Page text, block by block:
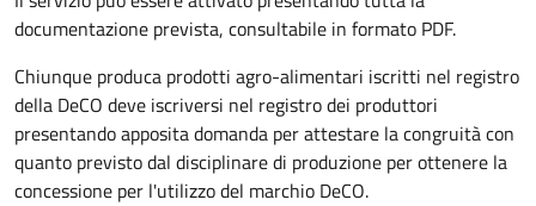
documentazione prevista, consultabile in formato PDF.
Chiunque produca prodotti agro-alimentari iscritti nel registro
della DeCO deve iscriversi nel registro dei produttori
presentando apposita domanda per attestare la congruità con
quanto previsto dal disciplinare di produzione per ottenere la
concessione per l'utilizzo del marchio DeCO.